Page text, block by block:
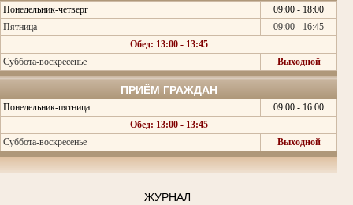
Понедельник-четверг
09:00 - 18:00
Пятница
09:00 - 16:45
Обед: 13:00 - 13:45
Суббота-воскресенье
Выходной
ПРИЁМ ГРАЖДАН
Понедельник-пятница
09:00 - 16:00
Обед: 13:00 - 13:45
Суббота-воскресенье
Выходной
ЖУРНАЛ